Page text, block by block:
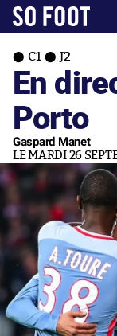
C1 J2
En
Porto
Gaspard Manet
LE MARDI 26